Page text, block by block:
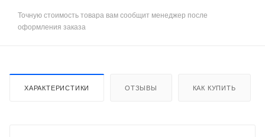
Точную стоимость товара вам сообщит менеджер после
оформления заказа
ХАРАКТЕРИСТИКИ ОТЗЫВЫ КАК КУПИТЬ